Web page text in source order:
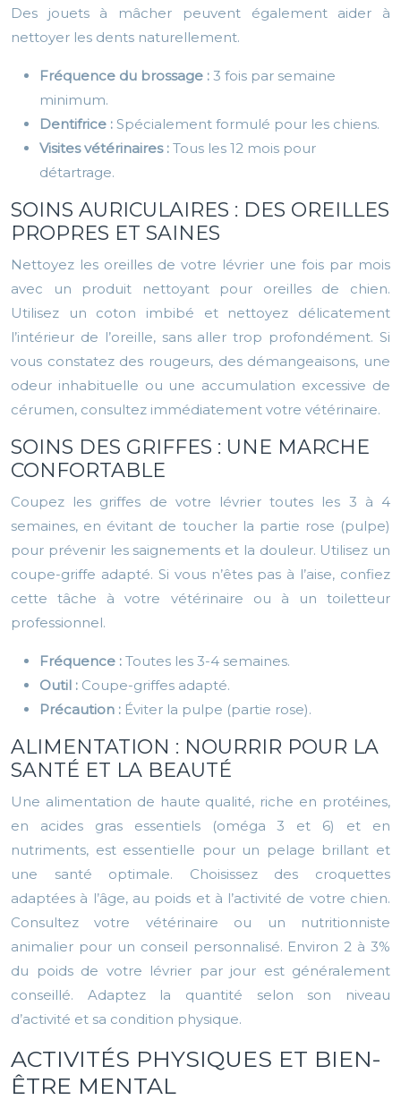
Des jouets à mâcher peuvent également aider à
nettoyer les dents naturellement.
Fréquence du brossage : 3 fois par semaine
minimum.
Dentifrice : Spécialement formulé pour les chiens.
Visites vétérinaires : Tous les 12 mois pour
détartrage.
SOINS AURICULAIRES : DES OREILLES
PROPRES ET SAINES
Nettoyez les oreilles de votre lévrier une fois par mois
avec un produit nettoyant pour oreilles de chien.
Utilisez un coton imbibé et nettoyez délicatement
l’intérieur de l’oreille, sans aller trop profondément. Si
vous constatez des rougeurs, des démangeaisons, une
odeur inhabituelle ou une accumulation excessive de
cérumen, consultez immédiatement votre vétérinaire.
SOINS DES GRIFFES : UNE MARCHE
CONFORTABLE
Coupez les griffes de votre lévrier toutes les 3 à 4
semaines, en évitant de toucher la partie rose (pulpe)
pour prévenir les saignements et la douleur. Utilisez un
coupe-griffe adapté. Si vous n’êtes pas à l’aise, confiez
cette tâche à votre vétérinaire ou à un toiletteur
professionnel.
Fréquence : Toutes les 3-4 semaines.
Outil : Coupe-griffes adapté.
Précaution : Éviter la pulpe (partie rose).
ALIMENTATION : NOURRIR POUR LA
SANTÉ ET LA BEAUTÉ
Une alimentation de haute qualité, riche en protéines,
en acides gras essentiels (oméga 3 et 6) et en
nutriments, est essentielle pour un pelage brillant et
une santé optimale. Choisissez des croquettes
adaptées à l’âge, au poids et à l’activité de votre chien.
Consultez votre vétérinaire ou un nutritionniste
animalier pour un conseil personnalisé. Environ 2 à 3%
du poids de votre lévrier par jour est généralement
conseillé. Adaptez la quantité selon son niveau
d’activité et sa condition physique.
ACTIVITÉS PHYSIQUES ET BIEN-
ÊTRE MENTAL